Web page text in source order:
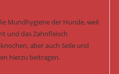
Mundhygiene der Hunde, weil
und das Zahnfleisch
aber auch Seile und
hierzu beitragen.